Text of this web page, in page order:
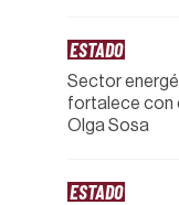
ESTADO
Sector
fortalece con
Olga Sosa
ESTADO